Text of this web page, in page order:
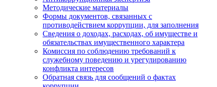
Методические материалы
Формы документов, связанных с
противодействием коррупции, для заполнения
Сведения о доходах, расходах, об имуществе и
обязательствах имущественного характера
Комиссия по соблюдению требований к
служебному поведению и урегулированию
конфликта интересов
Обратная связь для сообщений о фактах